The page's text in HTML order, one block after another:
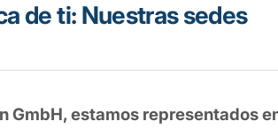
de ti: Nuestras sedes
GmbH, estamos representados